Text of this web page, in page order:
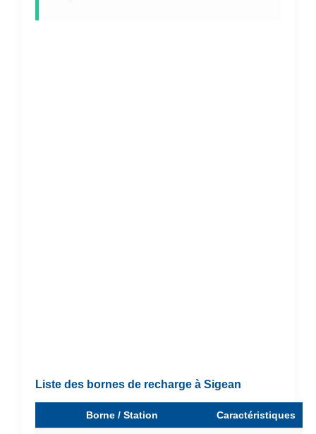
Liste des bornes de recharge à Sigean
Borne / Station Caractéristiques